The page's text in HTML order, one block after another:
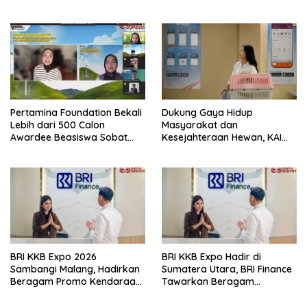
Pertamina Foundation Bekali
Lebih dari 500 Calon
Awardee Beasiswa Sobat
Dukung Gaya Hidup
Masyarakat dan
Kesejahteraan Hewan, KAI
Semester I 2026
BRI KKB Expo 2026
Sambangi Malang, Hadirkan
Beragam Promo Kendaraan
BRI KKB Expo Hadir di
Sumatera Utara, BRI Finance
Tawarkan Beragam